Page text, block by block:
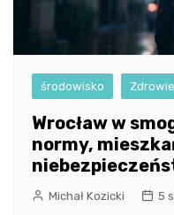
środowisko Zdrowie
Wrocław w
normy,
Michał Kozicki 5